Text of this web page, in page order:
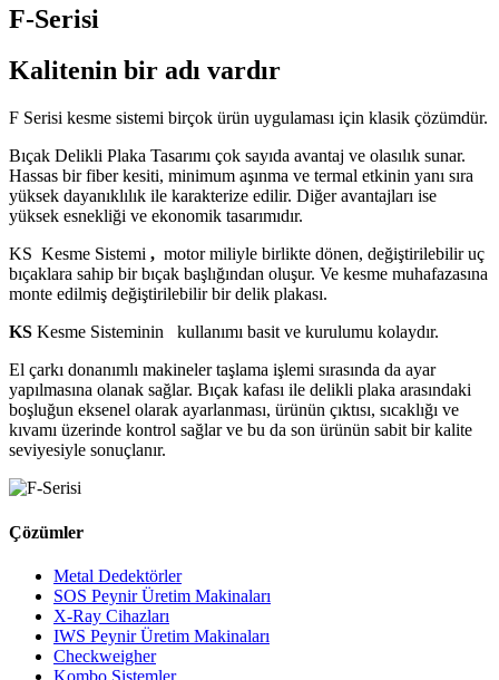
F-Serisi
Kalitenin bir adı vardır
F Serisi kesme sistemi birçok ürün uygulaması için klasik çözümdür.
Bıçak Delikli Plaka Tasarımı çok sayıda avantaj ve olasılık sunar.
Hassas bir fiber kesiti, minimum aşınma ve termal etkinin yanı sıra
yüksek dayanıklılık ile karakterize edilir. Diğer avantajları ise
yüksek esnekliği ve ekonomik tasarımıdır.
KS Kesme Sistemi , motor miliyle birlikte dönen, değiştirilebilir uç
bıçaklara sahip bir bıçak başlığından oluşur. Ve kesme muhafazasına
monte edilmiş değiştirilebilir bir delik plakası.
KS Kesme Sisteminin kullanımı basit ve kurulumu kolaydır.
El çarkı donanımlı makineler taşlama işlemi sırasında da ayar
yapılmasına olanak sağlar. Bıçak kafası ile delikli plaka arasındaki
boşluğun eksenel olarak ayarlanması, ürünün çıktısı, sıcaklığı ve
kıvamı üzerinde kontrol sağlar ve bu da son ürünün sabit bir kalite
seviyesiyle sonuçlanır.
Çözümler
Metal Dedektörler
SOS Peynir Üretim Makinaları
X-Ray Cihazları
IWS Peynir Üretim Makinaları
Checkweigher
Kombo Sistemler